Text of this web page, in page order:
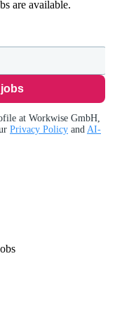
are available.
at Workwise GmbH,
Privacy Policy and AI-